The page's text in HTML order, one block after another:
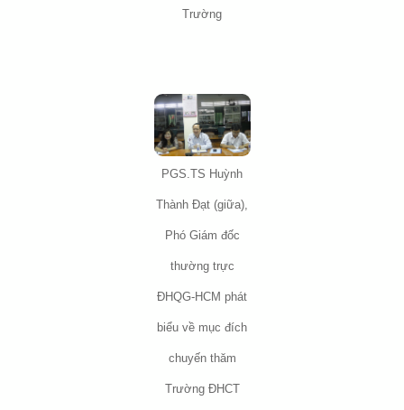
Trường
PGS.TS Huỳnh
Thành Đạt (giữa),
Phó Giám đốc
thường trực
ĐHQG-HCM phát
biểu về mục đích
chuyến thăm
Trường ĐHCT